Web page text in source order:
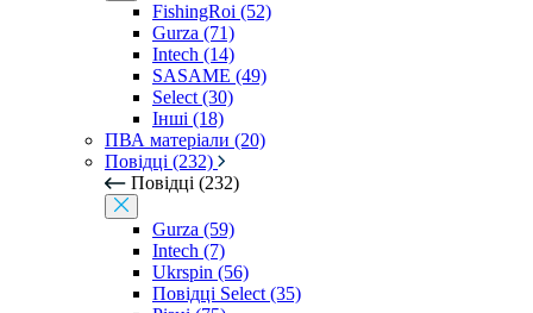
FishingRoi (52)
Gurza (71)
Intech (14)
SASAME (49)
Select (30)
Інші (18)
ПВА матеріали (20)
Повідці (232)
Повідці (232)
Gurza (59)
Intech (7)
Ukrspin (56)
Повідці Select (35)